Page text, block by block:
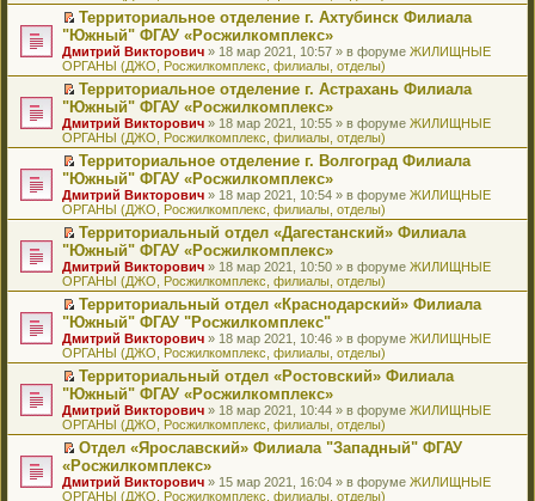
е
н
и
ю
с
о
о
б
щ
е
н
и
ю
н
н
о
м
у
с
о
о
б
щ
е
н
и
ю
о
ч
и
т
а
н
н
о
м
у
с
о
о
б
щ
е
н
и
ю
у
н
е
п
р
о
ч
и
т
а
н
н
о
м
у
с
о
о
б
щ
е
н
и
ю
е
р
в
о
м
у
н
е
п
р
о
ч
и
т
а
н
н
о
м
у
с
о
о
б
щ
е
н
и
ю
й
т
и
к
п
е
р
в
о
м
у
н
е
п
р
о
ч
и
т
а
н
н
о
м
у
с
о
о
б
щ
е
н
ю
П
е
р
е
й
т
и
к
п
е
р
в
о
м
у
н
е
п
р
о
ч
и
т
а
н
н
о
м
у
с
о
б
Территориальное отделение г. Ахтубинск Филиала
"Южный" ФГАУ «Росжилкомплекс»
Дмитрий Викторович » 18 мар 2021, 10:57 » в форуме ЖИЛИЩНЫЕ
ОРГАНЫ (ДЖО, Росжилкомплекс, филиалы, отделы)
П
е
р
е
й
т
и
к
п
е
р
в
о
м
у
н
е
п
р
о
ч
и
т
а
н
н
м
Территориальное отделение г. Астрахань Филиала
"Южный" ФГАУ «Росжилкомплекс»
Дмитрий Викторович » 18 мар 2021, 10:55 » в форуме ЖИЛИЩНЫЕ
ОРГАНЫ (ДЖО, Росжилкомплекс, филиалы, отделы)
П
е
р
е
й
т
и
к
п
е
р
в
о
м
у
н
е
п
р
о
ч
т
Территориальное отделение г. Волгоград Филиала
"Южный" ФГАУ «Росжилкомплекс»
Дмитрий Викторович » 18 мар 2021, 10:54 » в форуме ЖИЛИЩНЫЕ
ОРГАНЫ (ДЖО, Росжилкомплекс, филиалы, отделы)
П
е
р
е
й
т
и
к
п
е
р
в
о
м
у
н
п
Территориальный отдел «Дагестанский» Филиала
"Южный" ФГАУ «Росжилкомплекс»
Дмитрий Викторович » 18 мар 2021, 10:50 » в форуме ЖИЛИЩНЫЕ
ОРГАНЫ (ДЖО, Росжилкомплекс, филиалы, отделы)
П
е
р
е
й
т
и
к
п
е
р
о
Территориальный отдел «Краснодарский» Филиала
"Южный" ФГАУ "Росжилкомплекс"
Дмитрий Викторович » 18 мар 2021, 10:46 » в форуме ЖИЛИЩНЫЕ
ОРГАНЫ (ДЖО, Росжилкомплекс, филиалы, отделы)
П
е
р
е
й
т
к
Территориальный отдел «Ростовский» Филиала
"Южный" ФГАУ «Росжилкомплекс»
Дмитрий Викторович » 18 мар 2021, 10:44 » в форуме ЖИЛИЩНЫЕ
ОРГАНЫ (ДЖО, Росжилкомплекс, филиалы, отделы)
П
р
Отдел «Ярославский» Филиала "Западный" ФГАУ
«Росжилкомплекс»
Дмитрий Викторович » 15 мар 2021, 16:04 » в форуме ЖИЛИЩНЫЕ
ОРГАНЫ (ДЖО, Росжилкомплекс, филиалы, отделы)